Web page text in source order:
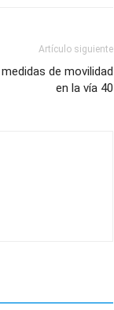
Artículo siguiente
de movilidad
en la vía 40